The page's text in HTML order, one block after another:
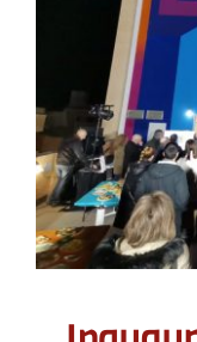
Asóciate
ADLYPSE